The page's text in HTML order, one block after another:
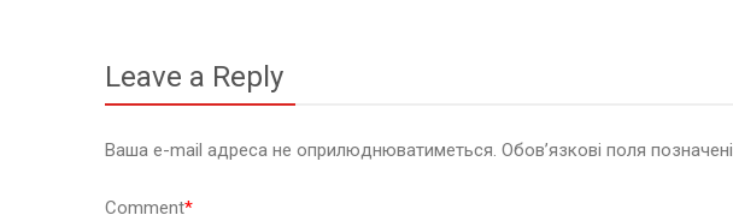
Leave a Reply
Ваша e-mail адреса не оприлюднюватиметься. Обов’язкові поля позначені
Comment*